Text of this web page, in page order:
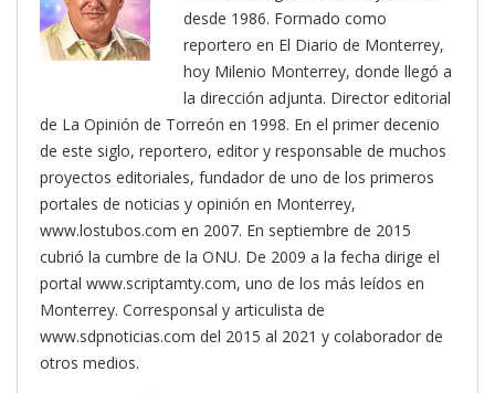
desde 1986. Formado como
reportero en El Diario de Monterrey,
hoy Milenio Monterrey, donde llegó a
la dirección adjunta. Director editorial
de La Opinión de Torreón en 1998. En el primer decenio
de este siglo, reportero, editor y responsable de muchos
proyectos editoriales, fundador de uno de los primeros
portales de noticias y opinión en Monterrey,
www.lostubos.com en 2007. En septiembre de 2015
cubrió la cumbre de la ONU. De 2009 a la fecha dirige el
portal www.scriptamty.com, uno de los más leídos en
Monterrey. Corresponsal y articulista de
www.sdpnoticias.com del 2015 al 2021 y colaborador de
otros medios.